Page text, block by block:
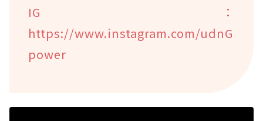
IG：
https://www.instagram.com/udnG
power